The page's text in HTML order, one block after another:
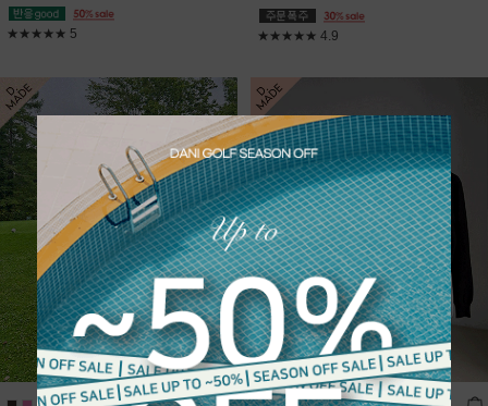
★★★★★ 5 ★★★★★ 4.9